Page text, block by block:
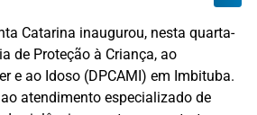
Catarina inaugurou, nesta quarta-
de Proteção à Criança, ao
e ao Idoso (DPCAMI) em Imbituba.
atendimento especializado de